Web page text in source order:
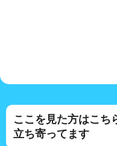
ここを見た方はこち
立ち寄ってます